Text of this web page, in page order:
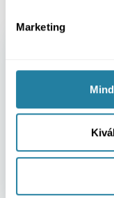
Marketing